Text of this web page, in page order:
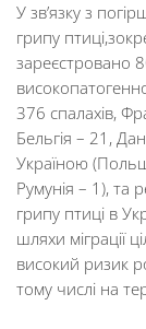
У зв’язку з
грипу
зареєстровано
376 спалахів,
Бельгія – 21,
Україною
Румунія – 1), та
грипу птиці в
шляхи міграції
високий ризик
тому числі на